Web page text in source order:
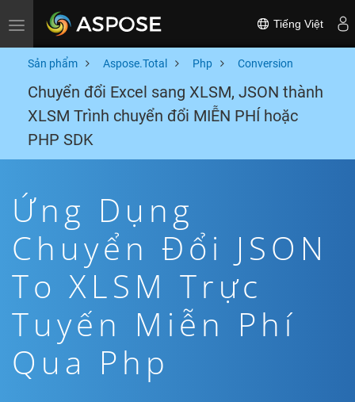
Toggle navigation Tiếng Việt
Sản phẩm Aspose.Total Php Conversion
Chuyển đổi Excel sang XLSM, JSON thành
XLSM Trình chuyển đổi MIỄN PHÍ hoặc
PHP SDK
Ứng Dụng
Chuyển Đổi JSON
To XLSM Trực
Tuyến Miễn Phí
Qua Php